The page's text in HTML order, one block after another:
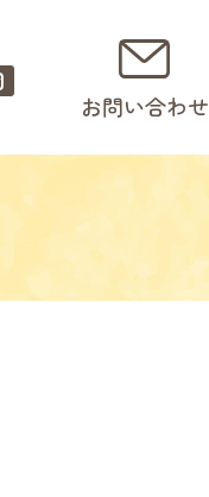
お問い合わせ